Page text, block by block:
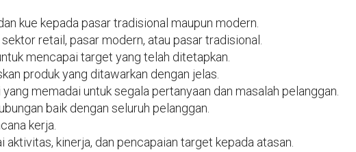
kue kepada pasar tradisional maupun modern.
retail, pasar modern, atau pasar tradisional.
mencapai target yang telah ditetapkan.
produk yang ditawarkan dengan jelas.
memadai untuk segala pertanyaan dan masalah pelanggan.
baik dengan seluruh pelanggan.
kerja.
kinerja, dan pencapaian target kepada atasan.